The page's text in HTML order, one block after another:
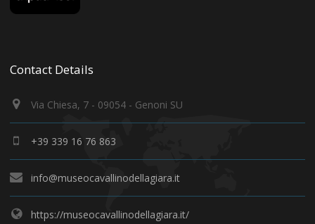
Contact Details
Via Chiesa, 7 - 09054 - Genoni SU
+39 339 16 76 863
info@museocavallinodellagiara.it
https://museocavallinodellagiara.it/